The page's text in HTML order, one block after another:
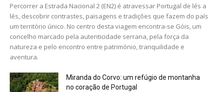
Percorrer a Estrada Nacional 2 (EN2) é atravessar Portugal de lés a
lés, descobrir contrastes, paisagens e tradições que fazem do país
um território único. No centro desta viagem encontra-se Góis, um
concelho marcado pela autenticidade serrana, pela força da
natureza e pelo encontro entre património, tranquilidade e
aventura.
Miranda do Corvo: um refúgio de montanha
no coração de Portugal